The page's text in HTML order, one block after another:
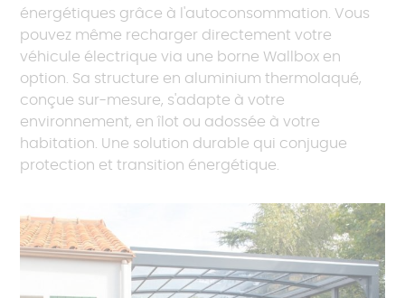
énergétiques grâce à l'autoconsommation. Vous
pouvez même recharger directement votre
véhicule électrique via une borne Wallbox en
option. Sa structure en aluminium thermolaqué,
conçue sur-mesure, s'adapte à votre
environnement, en îlot ou adossée à votre
habitation. Une solution durable qui conjugue
protection et transition énergétique.